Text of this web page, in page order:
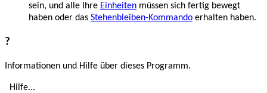
sein, und alle Ihre Einheiten müssen sich fertig bewegt
haben oder das Stehenbleiben-Kommando erhalten haben.
?
Informationen und Hilfe über dieses Programm.
Hilfe...